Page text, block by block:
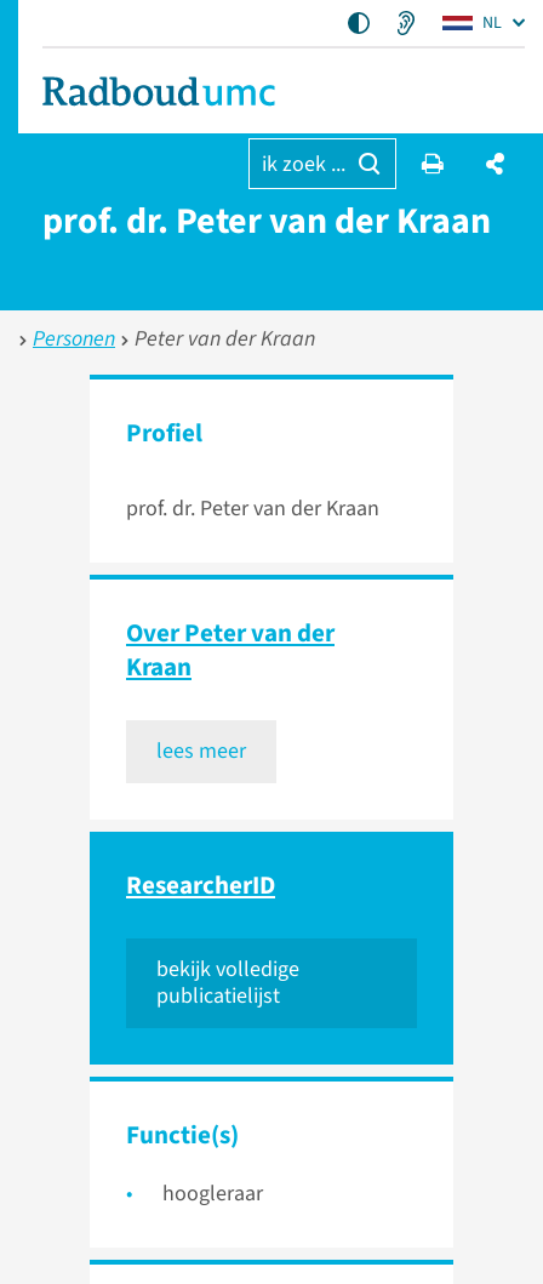
NL
ik zoek ...
prof. dr. Peter van der Kraan
Personen Peter van der Kraan
Profiel
prof. dr. Peter van der Kraan
Over Peter van der
Kraan
lees meer
ResearcherID
bekijk volledige
publicatielijst
Functie(s)
hoogleraar